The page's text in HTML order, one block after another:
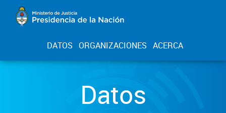
DATOS ORGANIZACIONES ACERCA
Datos